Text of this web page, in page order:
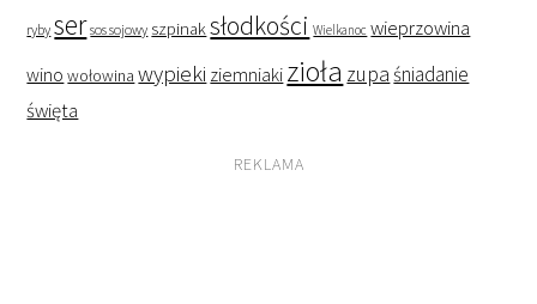
ryby ser sos sojowy szpinaksłodkości Wielkanoc wieprzowina
wino wołowina wypieki ziemniaki zioła zupaśniadanie
święta
REKLAMA